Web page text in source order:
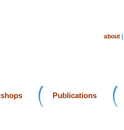
about
Publications